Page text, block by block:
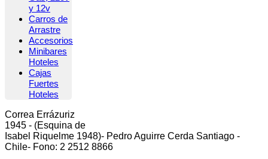
y 12v
Carros de
Arrastre
Accesorios
Minibares
Hoteles
Cajas
Fuertes
Hoteles
Correa Errázuriz
1945 - (Esquina de
Isabel Riquelme 1948)- Pedro Aguirre Cerda Santiago -
Chile- Fono: 2 2512 8866